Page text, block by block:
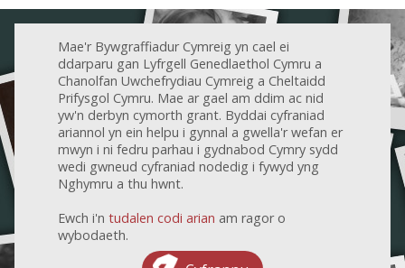
Mae'r Bywgraffiadur Cymreig yn cael ei
ddarparu gan Lyfrgell Genedlaethol Cymru a
Chanolfan Uwchefrydiau Cymreig a Cheltaidd
Prifysgol Cymru. Mae ar gael am ddim ac nid
yw'n derbyn cymorth grant. Byddai cyfraniad
ariannol yn ein helpu i gynnal a gwella'r wefan er
mwyn i ni fedru parhau i gydnabod Cymry sydd
wedi gwneud cyfraniad nodedig i fywyd yng
Nghymru a thu hwnt.
Ewch i'n tudalen codi arian am ragor o
wybodaeth.